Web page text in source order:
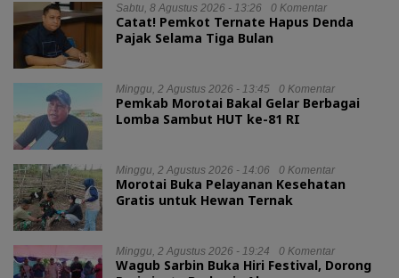
Sabtu, 8 Agustus 2026 - 13:26 0 Komentar
Catat! Pemkot Ternate Hapus Denda
Pajak Selama Tiga Bulan
Minggu, 2 Agustus 2026 - 13:45 0 Komentar
Pemkab Morotai Bakal Gelar Berbagai
Lomba Sambut HUT ke-81 RI
Minggu, 2 Agustus 2026 - 14:06 0 Komentar
Morotai Buka Pelayanan Kesehatan
Gratis untuk Hewan Ternak
Minggu, 2 Agustus 2026 - 19:24 0 Komentar
Wagub Sarbin Buka Hiri Festival, Dorong